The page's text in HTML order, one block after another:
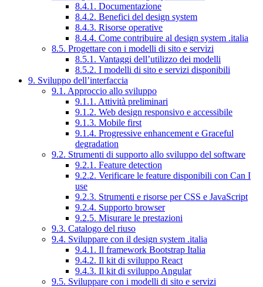
8.4.1. Documentazione
8.4.2. Benefici del design system
8.4.3. Risorse operative
8.4.4. Come contribuire al design system .italia
8.5. Progettare con i modelli di sito e servizi
8.5.1. Vantaggi dell’utilizzo dei modelli
8.5.2. I modelli di sito e servizi disponibili
9. Sviluppo dell’interfaccia
9.1. Approccio allo sviluppo
9.1.1. Attività preliminari
9.1.2. Web design responsivo e accessibile
9.1.3. Mobile first
9.1.4. Progressive enhancement e Graceful
degradation
9.2. Strumenti di supporto allo sviluppo del software
9.2.1. Feature detection
9.2.2. Verificare le feature disponibili con Can I
use
9.2.3. Strumenti e risorse per CSS e JavaScript
9.2.4. Supporto browser
9.2.5. Misurare le prestazioni
9.3. Catalogo del riuso
9.4. Sviluppare con il design system .italia
9.4.1. Il framework Bootstrap Italia
9.4.2. Il kit di sviluppo React
9.4.3. Il kit di sviluppo Angular
9.5. Sviluppare con i modelli di sito e servizi